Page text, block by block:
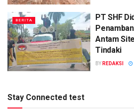
BERITA
PT SHF
Antam
Tindaki
BY REDAKSI
Stay Connected test